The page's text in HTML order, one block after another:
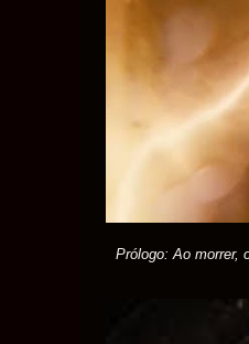
Prólogo: Ao morrer,